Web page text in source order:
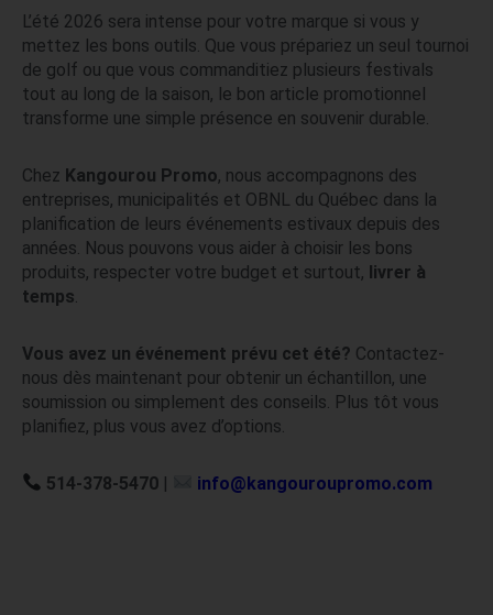
L’été 2026 sera intense pour votre marque si vous y
mettez les bons outils. Que vous prépariez un seul tournoi
de golf ou que vous commanditiez plusieurs festivals
tout au long de la saison, le bon article promotionnel
transforme une simple présence en souvenir durable.
Chez Kangourou Promo, nous accompagnons des
entreprises, municipalités et OBNL du Québec dans la
planification de leurs événements estivaux depuis des
années. Nous pouvons vous aider à choisir les bons
produits, respecter votre budget et surtout, livrer à
temps
Vous avez un événement prévu cet été? Contactez-
nous dès maintenant pour obtenir un échantillon, une
soumission ou simplement des conseils. Plus tôt vous
planifiez, plus vous avez d’options.
514-378-5470 | info@kangouroupromo.com